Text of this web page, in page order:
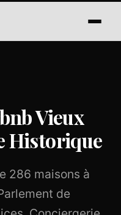
Vieux
Historique
286 maisons à
de